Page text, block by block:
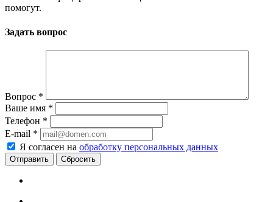
помогут.
Задать вопрос
Вопрос *
Ваше имя *
Телефон *
E-mail *
Я согласен на обработку персональных данных
Сбросить